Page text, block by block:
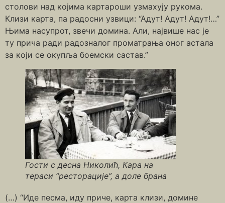
столови над којима картароши узмахују рукома.
Клизи карта, па радосни узвици: “Адут! Адут! Адут!…”
Њима насупрот, звечи домина. Али, највише нас је
ту прича ради радозналог проматрања оног астала
за који се окупља боемски састав.”
Гости с десна Николић, Кара на
тераси “ресторације”, а доле брана
(…) “Иде песма, иду приче, карта клизи, домине